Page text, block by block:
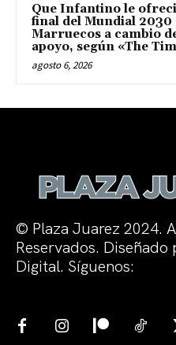
Que Infantino le
final del Mundial 2030
Marruecos a cambio
apoyo, según «The
agosto 6, 2026
© Plaza Juarez 2024.
Reservados.
Digital. Síguenos: